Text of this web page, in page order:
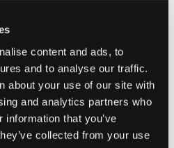
content and ads, to
and to analyse our traffic.
about your use of our site with
and analytics partners who
that you’ve
collected from your use
Perfect
MAAT